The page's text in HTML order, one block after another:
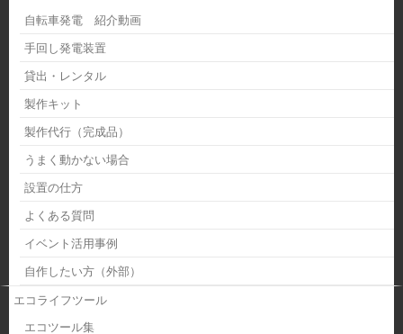
自転車発電 紹介動画
手回し発電装置
貸出・レンタル
製作キット
製作代行（完成品）
うまく動かない場合
設置の仕方
よくある質問
イベント活用事例
自作したい方（外部）
エコライフツール
エコツール集